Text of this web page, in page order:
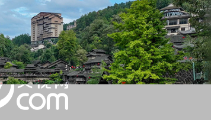
NBA 中超 国足 国际足球 网球 综合体育
文化体育 冰雪道路 足球道路
文化 旅游 科普 健康 乐龄 阅读 艺术
厂 智敬中国 全民健康 颜选攻略 海洋 时尚